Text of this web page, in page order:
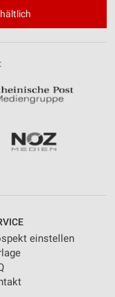
einstellen